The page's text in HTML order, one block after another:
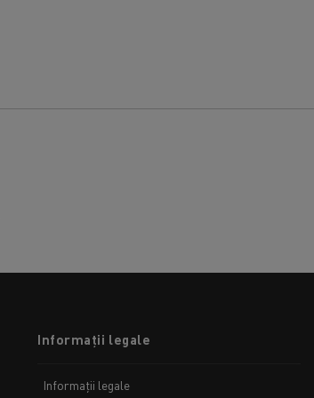
menuInformații legale
Informații legale